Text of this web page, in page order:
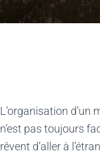
L’organisation d’un
n’est pas toujours
rêvent d’aller à